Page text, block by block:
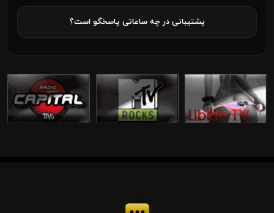
پشتیبانی در چه ساعاتی پاسخگو است؟